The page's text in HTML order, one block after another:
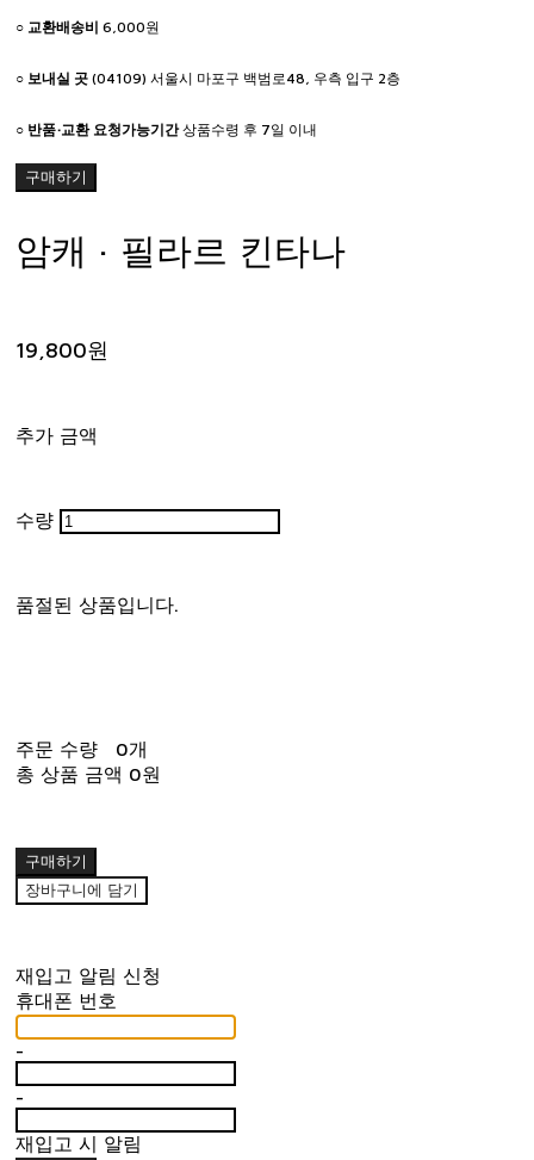
○ 교환배송비 6,000원
○ 보내실 곳 (04109) 서울시 마포구 백범로48, 우측 입구 2층
○ 반품·교환 요청가능기간상품수령 후 7일 이내
구매하기
암캐 · 필라르 킨타나
19,800원
추가 금액
수량
품절된 상품입니다.
주문 수량
0개
총 상품 금액 0원
구매하기
장바구니에 담기
재입고 알림 신청
휴대폰 번호
-
-
재입고 시 알림